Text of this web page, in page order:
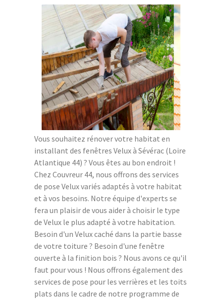
Vous souhaitez rénover votre habitat en
installant des fenêtres Velux à Sévérac (Loire
Atlantique 44) ? Vous êtes au bon endroit !
Chez Couvreur 44, nous offrons des services
de pose Velux variés adaptés à votre habitat
et à vos besoins. Notre équipe d'experts se
fera un plaisir de vous aider à choisir le type
de Velux le plus adapté à votre habitation.
Besoin d'un Velux caché dans la partie basse
de votre toiture ? Besoin d'une fenêtre
ouverte à la finition bois ? Nous avons ce qu'il
faut pour vous ! Nous offrons également des
services de pose pour les verrières et les toits
plats dans le cadre de notre programme de